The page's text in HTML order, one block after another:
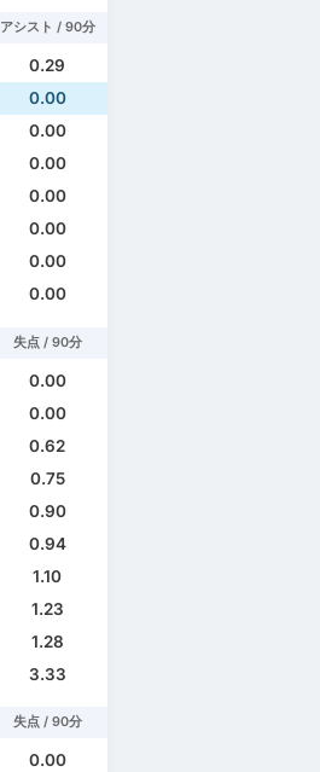
アシスト / 90分
0.29
0.00
0.00
0.00
0.00
0.00
0.00
0.00
失点 / 90分
0.00
0.00
0.62
0.75
0.90
0.94
1.10
1.23
1.28
3.33
失点 / 90分
0.00